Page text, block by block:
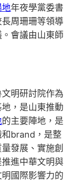
地年夜學黨委書
周珊珊等領導
會議由山東師
明研討院作為
，是山東推動
的主要陣地，是
和brand，是整
發展、實施創
推進中華文明與
國際影響力的